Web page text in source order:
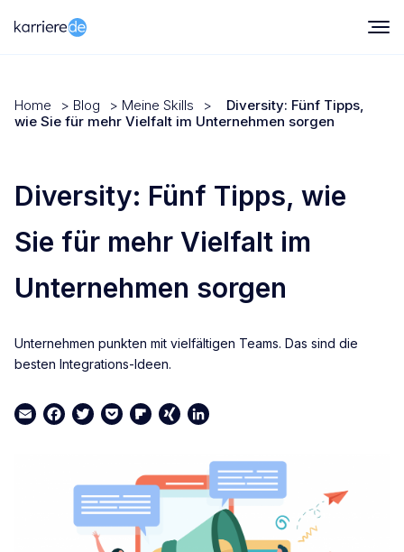
Home > Blog > Meine Skills >
Diversity: Fünf Tipps,
wie Sie für mehr Vielfalt im Unternehmen sorgen
Diversity: Fünf Tipps, wie
Sie für mehr Vielfalt im
Unternehmen sorgen
Unternehmen punkten mit vielfältigen Teams. Das sind die
besten Integrations-Ideen.
EmailFacebook
TwitterPocketFlipboard
XINGLinkedIn